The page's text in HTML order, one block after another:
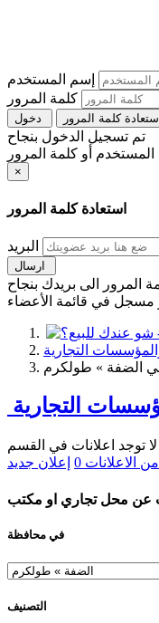
إسم المستخدم
كلمة المرور
استعادة كلمة المرور
تم تسجيل الدخول بنجاح
×
استعادة كلمة المرور
البريد
مسجل في قائمة الأعضاء
التجارية
الضفة » طولكرم
التجارية
لا توجد اعلانات في القسم
من الاعلانات 0 إعلان جديد
عن محل تجاري او مكتب
في محافظة
التصنيف